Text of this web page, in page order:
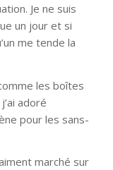
Je ne suis
un jour et si
me tende la
les boîtes
adoré
pour les sans-
marché sur